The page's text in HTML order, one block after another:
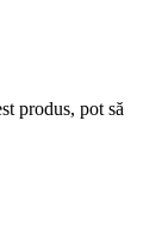
produs, pot să